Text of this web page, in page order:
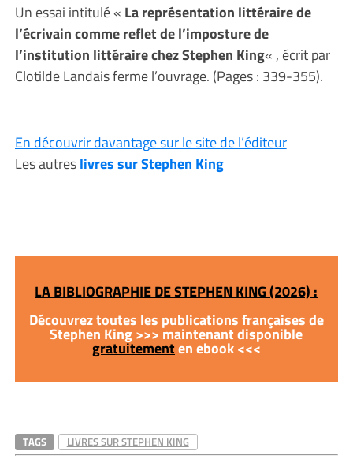
Un essai intitulé « La représentation littéraire de
l’écrivain comme reflet de l’imposture de
l’institution littéraire chez Stephen King« , écrit par
Clotilde Landais ferme l’ouvrage. (Pages : 339-355).
En découvrir davantage sur le site de l’éditeur
Les autreslivres sur Stephen King
LA BIBLIOGRAPHIE DE STEPHEN KING (2026) :
Découvrez toutes les publications françaises de
Stephen King >>> maintenant disponible
gratuitementen ebook <<<
TAGS LIVRES SUR STEPHEN KING